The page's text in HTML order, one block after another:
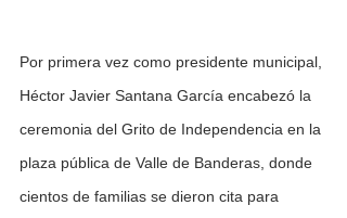
Por primera vez como presidente municipal,
Héctor Javier Santana García encabezó la
ceremonia del Grito de Independencia en la
plaza pública de Valle de Banderas, donde
cientos de familias se dieron cita para